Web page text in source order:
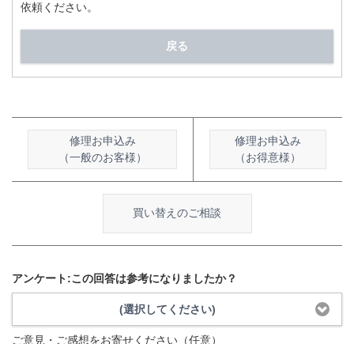
依頼ください。
戻る
修理お申込み
（一般のお客様）
修理お申込み
（お得意様）
買い替えのご相談
アンケート:この回答は参考になりましたか？
(選択してください)
ご意見・ご感想をお寄せください（任意）